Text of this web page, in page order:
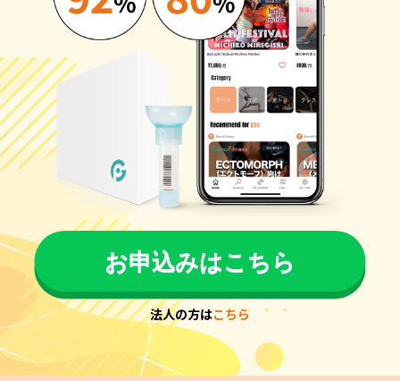
お申込みはこちら
法人の方はこちら